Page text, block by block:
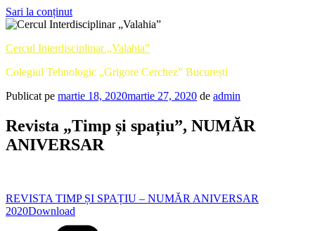
Sari la conținut
Cercul Interdisciplinar „Valahia”
Colegiul Tehnologic „Grigore Cerchez” București
Publicat pe martie 18, 2020martie 27, 2020 de admin
Revista „Timp și spațiu”, NUMĂR
ANIVERSAR
REVISTA TIMP ȘI SPAȚIU – NUMĂR ANIVERSAR
2020Download